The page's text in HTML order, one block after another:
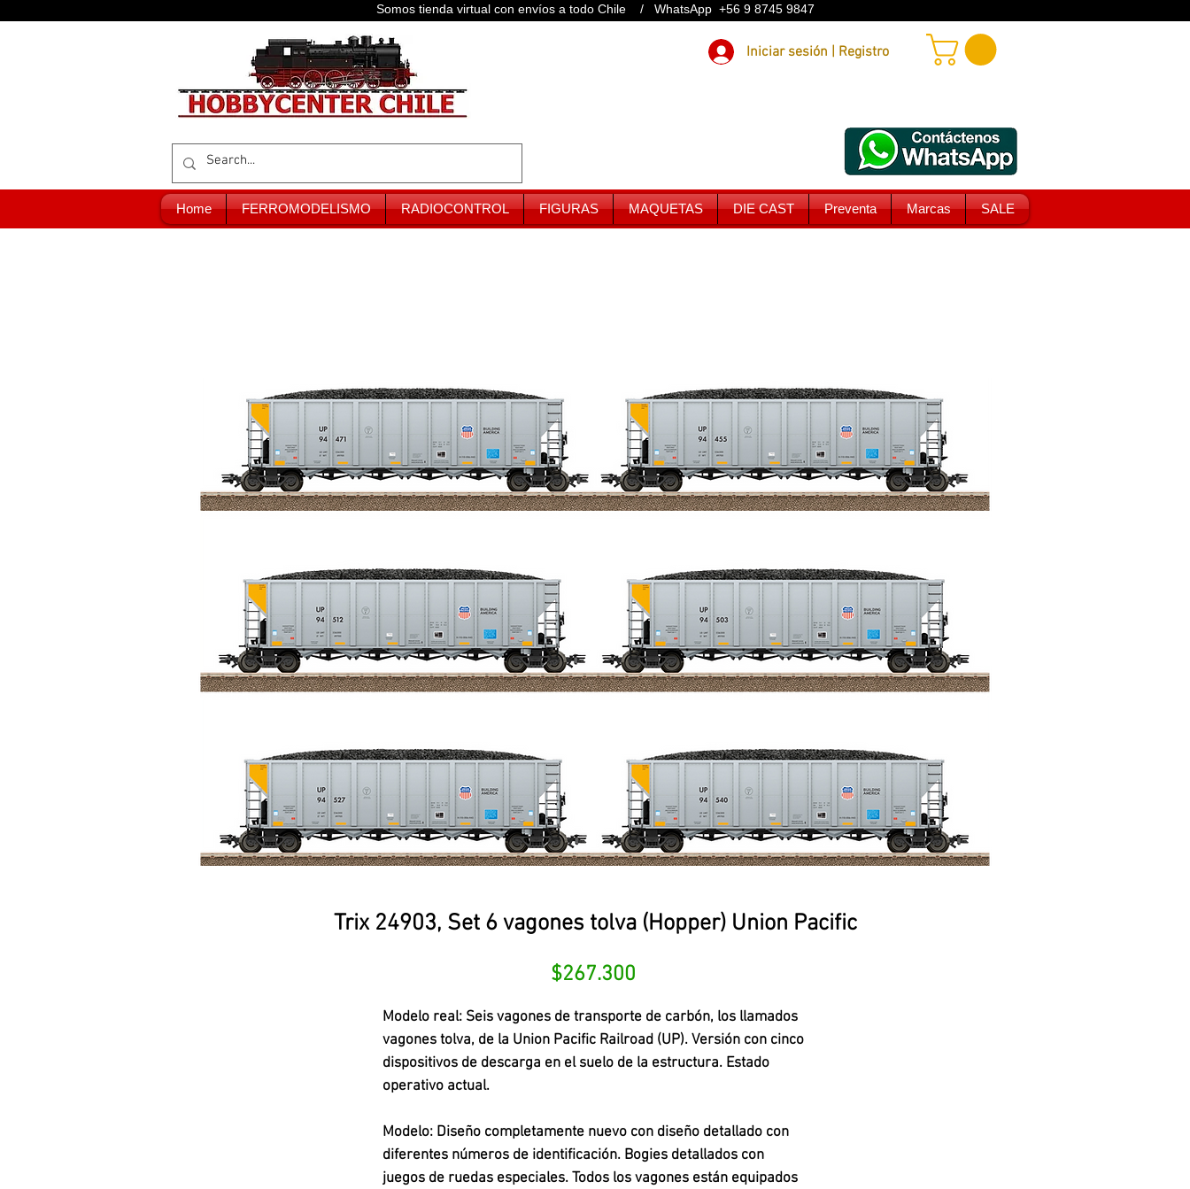
Somos tienda virtual con envíos a todo Chile / WhatsApp +56 9 8745 9847
Iniciar sesión | Registro
Home FERROMODELISMO RADIOCONTROL FIGURAS MAQUETAS DIE CAST Preventa Marcas SALE
Trix 24903, Set 6 vagones tolva (Hopper) Union Pacific
$267.300Precio
Modelo real: Seis vagones de transporte de carbón, los llamados
vagones tolva, de la Union Pacific Railroad (UP). Versión con cinco
dispositivos de descarga en el suelo de la estructura. Estado
operativo actual.
Modelo: Diseño completamente nuevo con diseño detallado con
diferentes números de identificación. Bogies detallados con
juegos de ruedas especiales. Todos los vagones están equipados